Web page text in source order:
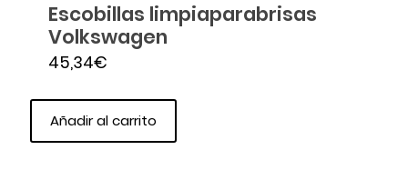
Escobillas limpiaparabrisas
Volkswagen
45,34€
Añadir al carrito